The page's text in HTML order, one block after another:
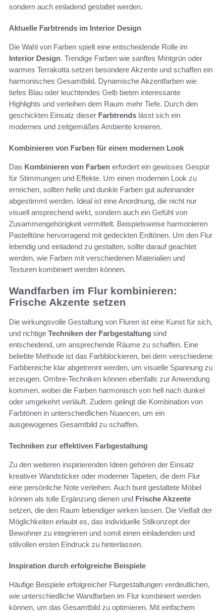
sondern auch einladend gestaltet werden.
Aktuelle Farbtrends im Interior Design
Die Wahl von Farben spielt eine entscheidende Rolle im
Interior Design. Trendige Farben wie sanftes Mintgrün oder
warmes Terrakotta setzen besondere Akzente und schaffen ein
harmonisches Gesamtbild. Dynamische Akzentfarben wie
tiefes Blau oder leuchtendes Gelb bieten interessante
Highlights und verleihen dem Raum mehr Tiefe. Durch den
geschickten Einsatz dieser Farbtrends lässt sich ein
modernes und zeitgemäßes Ambiente kreieren.
Kombinieren von Farben für einen modernen Look
Das Kombinieren von Farben erfordert ein gewisses Gespür
für Stimmungen und Effekte. Um einen modernen Look zu
erreichen, sollten helle und dunkle Farben gut aufeinander
abgestimmt werden. Ideal ist eine Anordnung, die nicht nur
visuell ansprechend wirkt, sondern auch ein Gefühl von
Zusammengehörigkeit vermittelt. Beispielsweise harmonieren
Pastelltöne hervorragend mit gedeckten Erdtönen. Um den Flur
lebendig und einladend zu gestalten, sollte darauf geachtet
werden, wie Farben mit verschiedenen Materialien und
Texturen kombiniert werden können.
Wandfarben im Flur kombinieren:
Frische Akzente setzen
Die wirkungsvolle Gestaltung von Fluren ist eine Kunst für sich,
und richtige Techniken der Farbgestaltung sind
entscheidend, um ansprechende Räume zu schaffen. Eine
beliebte Methode ist das Farbblockieren, bei dem verschiedene
Farbbereiche klar abgetrennt werden, um visuelle Spannung zu
erzeugen. Ombre-Techniken können ebenfalls zur Anwendung
kommen, wobei die Farben harmonisch von hell nach dunkel
oder umgekehrt verläuft. Zudem gelingt die Kombination von
Farbtönen in unterschiedlichen Nuancen, um ein
ausgewogenes Gesamtbild zu schaffen.
Techniken zur effektiven Farbgestaltung
Zu den weiteren inspirierenden Ideen gehören der Einsatz
kreativer Wandsticker oder moderner Tapeten, die dem Flur
eine persönliche Note verleihen. Auch bunt gestaltete Möbel
können als tolle Ergänzung dienen und Frische Akzente
setzen, die den Raum lebendiger wirken lassen. Die Vielfalt der
Möglichkeiten erlaubt es, das individuelle Stilkonzept der
Bewohner zu integrieren und somit einen einladenden und
stilvollen ersten Eindruck zu hinterlassen.
Inspiration durch erfolgreiche Beispiele
Häufige Beispiele erfolgreicher Flurgestaltungen verdeutlichen,
wie unterschiedliche Wandfarben im Flur kombiniert werden
können, um das Gesamtbild zu optimieren. Mit einfachem